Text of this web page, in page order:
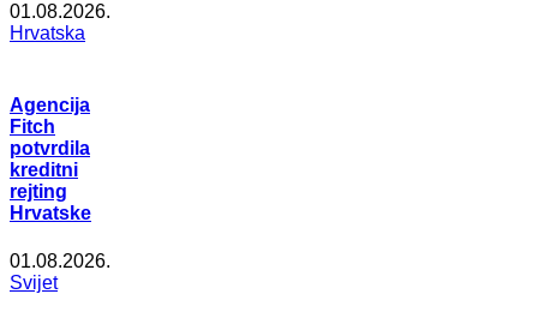
01.08.2026.
Hrvatska
Agencija
Fitch
potvrdila
kreditni
rejting
Hrvatske
01.08.2026.
Svijet